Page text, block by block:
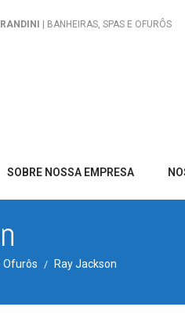
| BANHEIRAS, SPAS E OFURÔS
SOBRE NOSSA EMPRESA
Ofurôs / Ray Jackson